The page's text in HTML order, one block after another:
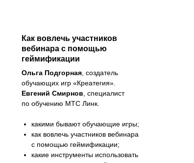
Как вовлечь участников
вебинара с помощью
геймификации
Ольга Подгорная, создатель
обучающих игр «Креатегия».
Евгений Смирнов, специалист
по обучению МТС Линк.
какими бывают обучающие игры;
как вовлечь участников вебинара
с помощью геймификации;
какие инструменты использовать